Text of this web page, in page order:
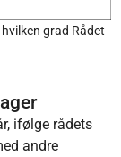
grad Rådet
ifølge rådets
andre